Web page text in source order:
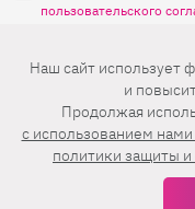
пользовательского
Нашли
© 2026 АО «БКМ»,
127018, Москва, ул.
Наш сайт использует
и
Продолжая
c использованием
политики защиты